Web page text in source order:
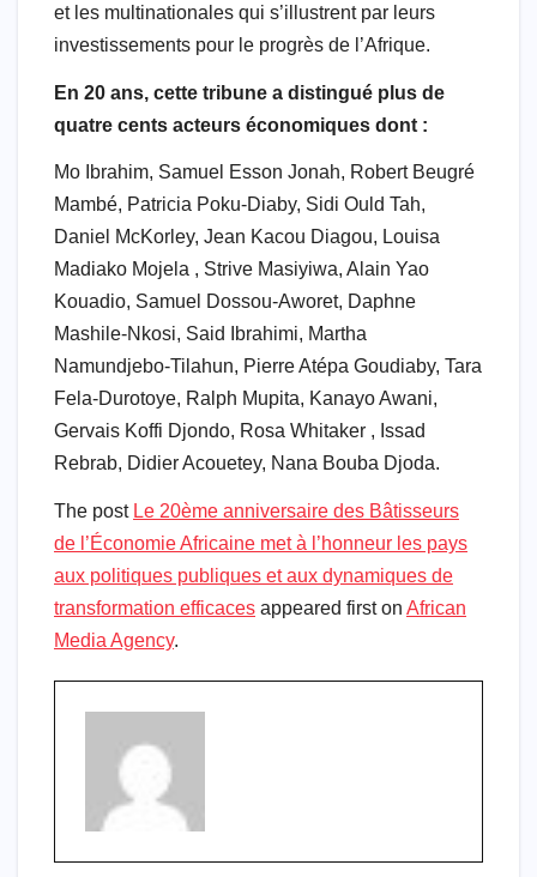
et les multinationales qui s’illustrent par leurs
investissements pour le progrès de l’Afrique.
En 20 ans, cette tribune a distingué plus de
quatre cents acteurs économiques dont :
Mo Ibrahim, Samuel Esson Jonah, Robert Beugré
Mambé, Patricia Poku-Diaby, Sidi Ould Tah,
Daniel McKorley, Jean Kacou Diagou, Louisa
Madiako Mojela , Strive Masiyiwa, Alain Yao
Kouadio, Samuel Dossou-Aworet, Daphne
Mashile-Nkosi, Said Ibrahimi, Martha
Namundjebo-Tilahun, Pierre Atépa Goudiaby, Tara
Fela-Durotoye, Ralph Mupita, Kanayo Awani,
Gervais Koffi Djondo, Rosa Whitaker , Issad
Rebrab, Didier Acouetey, Nana Bouba Djoda.
The post Le 20ème anniversaire des Bâtisseurs
de l’Économie Africaine met à l’honneur les pays
aux politiques publiques et aux dynamiques de
transformation efficaces appeared first on African
Media Agency.